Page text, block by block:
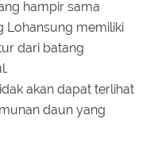
hampir sama
Lohansung memiliki
dari batang
akan dapat terlihat
daun yang